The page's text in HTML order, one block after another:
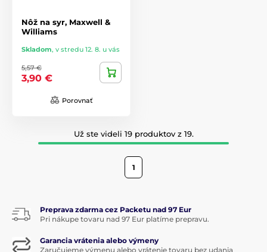
Nôž na syr, Maxwell &
Williams
Skladom, v stredu 12. 8. u vás
5,57 €
3,90 €
Porovnať
Už ste videli 19 produktov z 19.
1
Preprava zdarma cez Packetu nad 97 Eur
Pri nákupe tovaru nad 97 Eur platíme prepravu.
Garancia vrátenia alebo výmeny
Zaručujeme výmenu alebo vrátenie tovaru bez udania